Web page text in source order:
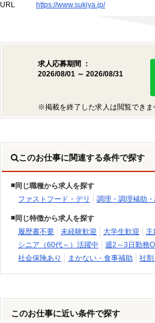
URL
https://www.sukiya.jp/
求人応募期間 ：
2026/08/01 ～ 2026/08/31
※掲載を終了した求人は閲覧できま
このお仕事に関連する条件で探す
同じ職種から求人を探す
ファストフード・デリ
調理・調理補助
同じ特徴から求人を探す
履歴書不要
未経験歓迎 大学生歓迎 主
シニア（60代～）活躍中
週2～3日勤務
社会保険あり
まかない・食事補助 社割
このお仕事に近い条件で探す